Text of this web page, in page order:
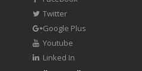
Twitter
Google Plus
Youtube
Linked In